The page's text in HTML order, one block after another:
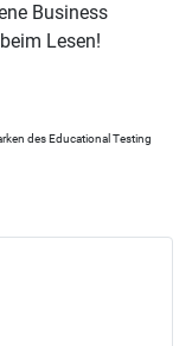
Business
Lesen!
des Educational Testing